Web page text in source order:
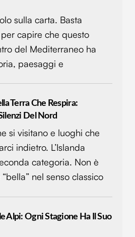
hai fornito loro o che hanno
dei loro servizi.
sulla carta. Basta
per capire che questo
del Mediterraneo ha
paesaggi e
Terra Che Respira:
Del Nord
si visitano e luoghi che
indietro. L’Islanda
categoria. Non è
nel senso classico
Alpi: Ogni Stagione Ha Il Suo